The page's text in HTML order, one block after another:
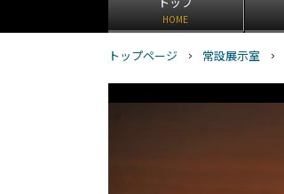
HOME
トップページ 常設展示室